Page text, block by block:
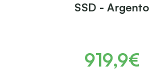
SSD - Argento
919,9€